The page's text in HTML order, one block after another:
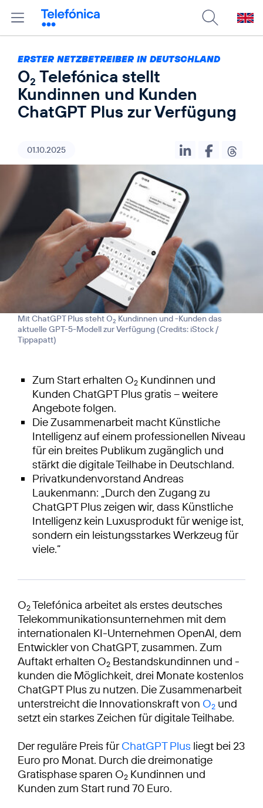
ERSTER NETZBETREIBER IN DEUTSCHLAND
O2 Telefónica stellt
Kundinnen und Kunden
ChatGPT Plus zur Verfügung
01.10.2025
Mit ChatGPT Plus steht O2 Kundinnen und -Kunden das
aktuelle GPT-5-Modell zur Verfügung (Credits: iStock /
Tippapatt)
Zum Start erhalten O2 Kundinnen und
Kunden ChatGPT Plus gratis – weitere
Angebote folgen.
Die Zusammenarbeit macht Künstliche
Intelligenz auf einem professionellen Niveau
für ein breites Publikum zugänglich und
stärkt die digitale Teilhabe in Deutschland.
Privatkundenvorstand Andreas
Laukenmann: „Durch den Zugang zu
ChatGPT Plus zeigen wir, dass Künstliche
Intelligenz kein Luxusprodukt für wenige ist,
sondern ein leistungsstarkes Werkzeug für
viele.”
O2Telefónica arbeitet als erstes deutsches
Telekommunikationsunternehmen mit dem
internationalen KI-Unternehmen OpenAI, dem
Entwickler von ChatGPT, zusammen. Zum
Auftakt erhalten O2 Bestandskundinnen und -
kunden die Möglichkeit, drei Monate kostenlos
ChatGPT Plus zu nutzen. Die Zusammenarbeit
unterstreicht die Innovationskraft von O2 und
setzt ein starkes Zeichen für digitale Teilhabe.
Der reguläre Preis fürChatGPT Plus liegt bei 23
Euro pro Monat. Durch die dreimonatige
Gratisphase sparen O2 Kundinnen und
Kunden zum Start rund 70 Euro.